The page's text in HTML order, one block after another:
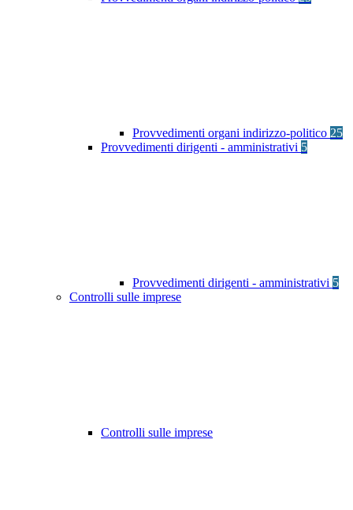
Provvedimenti organi indirizzo-politico 25
Provvedimenti dirigenti - amministrativi 5
Provvedimenti dirigenti - amministrativi 5
Controlli sulle imprese
Controlli sulle imprese